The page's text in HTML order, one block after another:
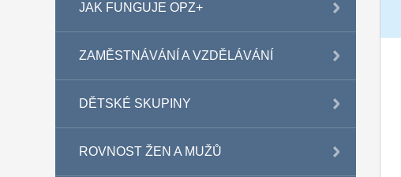
JAK FUNGUJE OPZ+
ZAMĚSTNÁVÁNÍ A VZDĚLÁVÁNÍ
DĚTSKÉ SKUPINY
ROVNOST ŽEN A MUŽŮ